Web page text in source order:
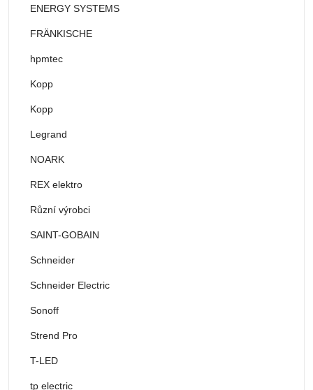
ENERGY SYSTEMS
FRÄNKISCHE
hpmtec
Kopp
Kopp
Legrand
NOARK
REX elektro
Různí výrobci
SAINT-GOBAIN
Schneider
Schneider Electric
Sonoff
Strend Pro
T-LED
tp electric